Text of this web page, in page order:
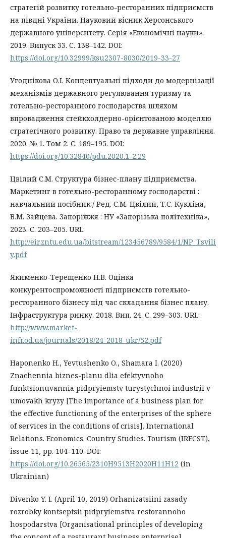
стратегій розвитку готельно-ресторанних підприємств
на півдні України. Науковий вісник Херсонського
державного університету. Серія «Економічні науки».
2019. Випуск 33. С. 138–142. DOI:
https://doi.org/10.32999/ksu2307-8030/2019-33-27
Угоднікова О.І. Концептуальні підходи до модернізації
механізмів державного регулювання туризму та
готельно-ресторанного господарства шляхом
впровадження стейкхолдерно-орієнтованою моделлю
стратегічного розвитку. Право та державне управління.
2020. № 1. Том 2. С. 189–195. DOI:
https://doi.org/10.32840/pdu.2020.1-2.29
Цвілий С.М. Структура бізнес-плану підприємства.
Маркетинг в готельно-ресторанному господарстві :
навчальний посібник / Ред. С.М. Цвілий, Т.С. Кукліна,
В.М. Зайцева. Запоріжжя : НУ «Запорізька політехніка»,
2023. С. 203–205. URL:
http://eir.zntu.edu.ua/bitstream/123456789/9584/1/NP_Tsvili
y.pdf
Якименко-Терещенко Н.В. Оцінка
конкурентоспроможності підприємств готельно-
ресторанного бізнесу під час складання бізнес плану.
Інфраструктура ринку. 2018. Вип. 24. С. 299–303. URL:
http://www.market-
infr.od.ua/journals/2018/24_2018_ukr/52.pdf
Haponenko H., Yevtushenko O., Shamara I. (2020)
Znachennia biznes-planu dlia efektyvnoho
funktsionuvannia pidpryiemstv turystychnoi industrii v
umovakh kryzy [The importance of a business plan for
the effective functioning of the enterprises of the sphere
of services in the conditions of crisis]. International
Relations. Еconomics. Country Studies. Tourism (IRECST),
issue 11, рр. 104–110. DOI:
https://doi.org/10.26565/2310H9513H2020H11H12 (in
Ukrainian)
Divenko Y. I. (April 10, 2019) Orhanizatsiini zasady
rozrobky kontseptsii pidpryiemstva restorannoho
hospodarstva [Organisational principles of developing